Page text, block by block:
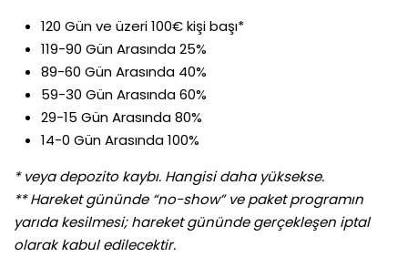
120 Gün ve üzeri 100€ kişi başı*
119-90 Gün Arasında 25%
89-60 Gün Arasında 40%
59-30 Gün Arasında 60%
29-15 Gün Arasında 80%
14-0 Gün Arasında 100%
* veya depozito kaybı. Hangisi daha yüksekse.
** Hareket gününde “no-show” ve paket programın
yarıda kesilmesi; hareket gününde gerçekleşen iptal
olarak kabul edilecektir.